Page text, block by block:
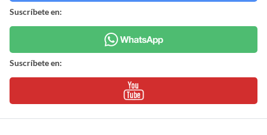
Suscríbete en:
Suscríbete en: